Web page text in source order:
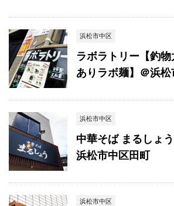
浜松市中区
ラボラトリー【釣
ありラボ麺】＠浜
浜松市中区
中華そば まるしょ
浜松市中区田町
浜松市中区